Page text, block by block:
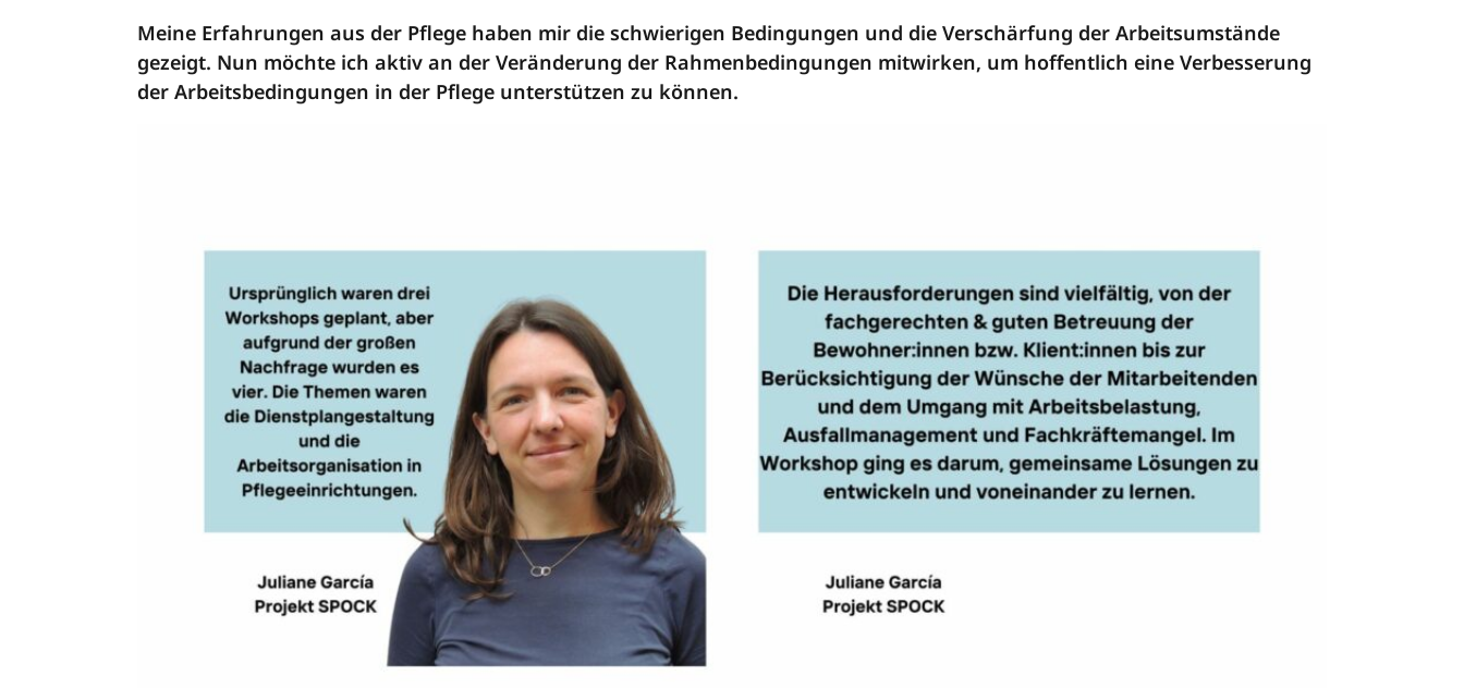
Meine Erfahrungen aus der Pflege haben mir die schwierigen Bedingungen und die Verschärfung der Arbeitsumstände
gezeigt. Nun möchte ich aktiv an der Veränderung der Rahmenbedingungen mitwirken, um hoffentlich eine Verbesserung
der Arbeitsbedingungen in der Pflege unterstützen zu können.